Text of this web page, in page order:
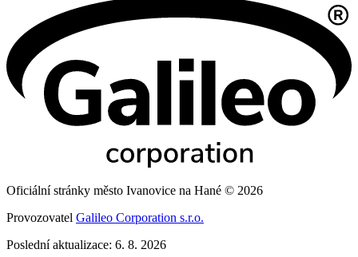
Oficiální stránky město Ivanovice na Hané © 2026
Provozovatel Galileo Corporation s.r.o.
Poslední aktualizace: 6. 8. 2026